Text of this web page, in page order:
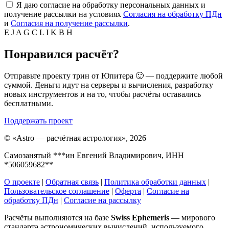
Я даю согласие на обработку персональных данных и
получение рассылки на условиях Согласия на обработку ПДн
и Согласия на получение рассылки.
E J A G C L I K B H
Понравился расчёт?
Отправьте проекту трин от Юпитера 🙂 — поддержите любой
суммой. Деньги идут на серверы и вычисления, разработку
новых инструментов и на то, чтобы расчёты оставались
бесплатными.
Поддержать проект
© «Astro — расчётная астрология», 2026
Самозанятый ***ин Евгений Владимирович, ИНН
*506059682**
О проекте | Обратная связь | Политика обработки данных |
Пользовательское соглашение | Оферта | Согласие на
обработку ПДн | Согласие на рассылку
Расчёты выполняются на базе Swiss Ephemeris — мирового